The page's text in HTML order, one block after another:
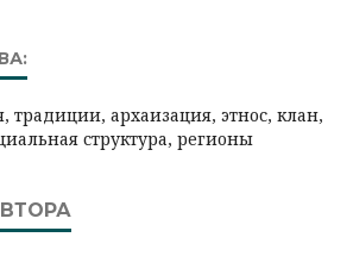
традиции, архаизация, этнос, клан,
структура, регионы